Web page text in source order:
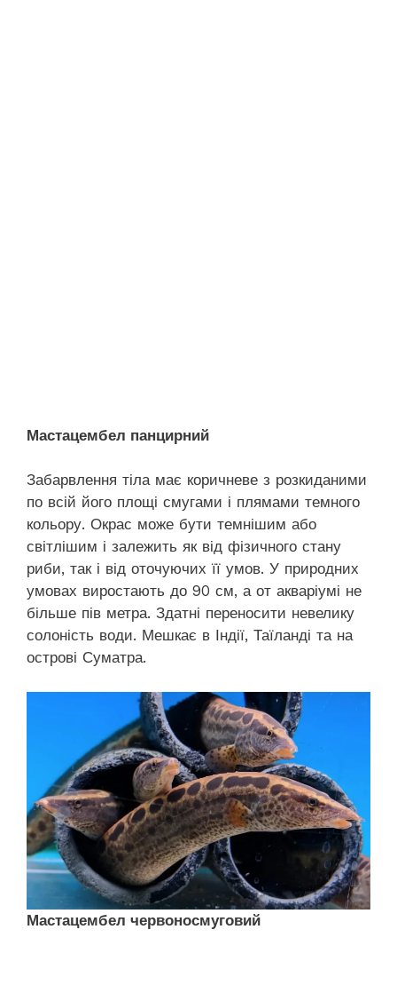
Мастацембел панцирний
Забарвлення тіла має коричневе з розкиданими
по всій його площі смугами і плямами темного
кольору. Окрас може бути темнішим або
світлішим і залежить як від фізичного стану
риби, так і від оточуючих її умов. У природних
умовах виростають до 90 см, а от акваріумі не
більше пів метра. Здатні переносити невелику
солоність води. Мешкає в Індії, Таїланді та на
острові Суматра.
Мастацембел червоносмуговий